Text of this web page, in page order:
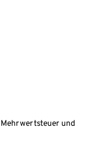
und